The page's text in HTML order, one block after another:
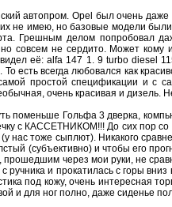
автопром. Opel был очень
не имею, но базовые модели
Грешным делом попробовал
совсем не сердито. Может кому
её: alfa 147 1. 9 turbo diesel
есть всегда любовался как
простой спецификации и с
очень красивая и дизель.
поменьше Гольфа 3 дверка,
с КАССЕТНИКОМ!!! До сих пор со
нас тоже сыплют). Никакого
(субъективно) и чтобы его
прошедшим через мои руки, не
с ручника и прокатилась с горы
под кожу, очень интересная
и для ног полно, даже сиденье